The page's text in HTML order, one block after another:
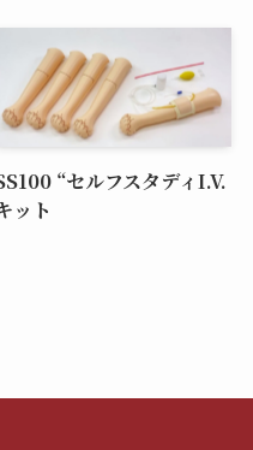
“セルフスタディI.V.
ット